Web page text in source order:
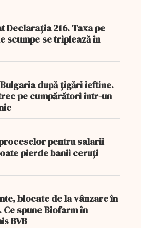
Declarația 216. Taxa pe
scumpe se triplează în
după țigări ieftine.
pe cumpărători într-un
pentru salarii
pierde banii ceruți
blocate de la vânzare în
spune Biofarm în
BVB